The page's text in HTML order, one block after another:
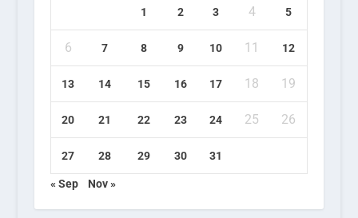
1 2 3 4 5
6 7 8 9 10 11 12
13 14 15 16 17 18 19
20 21 22 23 24 25 26
27 28 29 30 31
« Sep Nov »